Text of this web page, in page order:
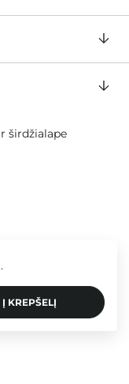
KREPŠELĮ
širdžialape